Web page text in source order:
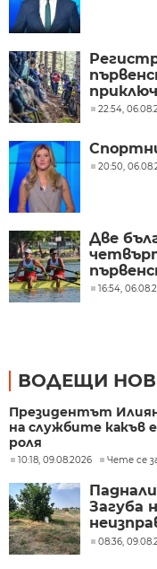
22:54,
20:50,
Две
16:54,
ВОДЕЩИ
Президентът
на службите какъв
роля
10:18, 09.08.2026 Чете се
Загуба
причини
08:36,